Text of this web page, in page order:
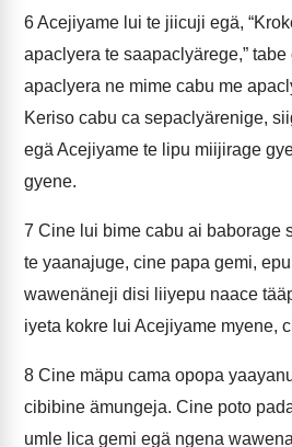
6Acejiyame lui te jiicuji egä,
apaclyera te saapaclyärege,”
apaclyera ne mime cabu me
Keriso cabu ca sepaclyärenige,
egä Acejiyame te lipu miijirage
gyene.
7 Cine lui bime cabu ai baborage
te yaanajuge, cine papa gemi,
wawenäneji disi liiyepu naace
iyeta kokre lui Acejiyame myene,
8 Cine mäpu cama opopa
cibibine ämungeja. Cine poto
umle lica gemi egä ngena